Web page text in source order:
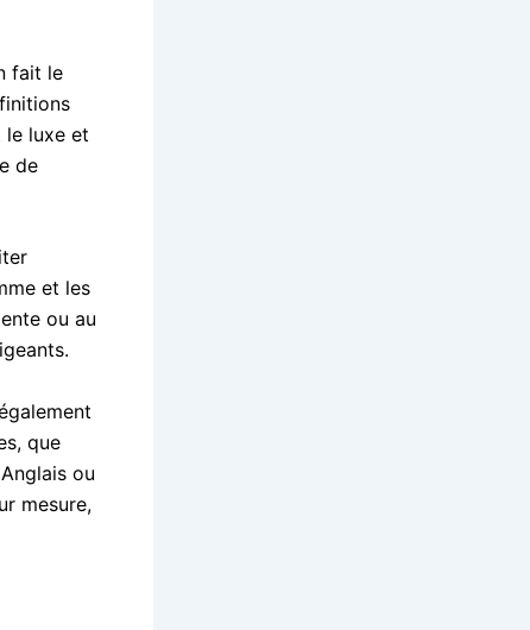
fait le
le luxe et
de
et les
ou au
que
ou
mesure,